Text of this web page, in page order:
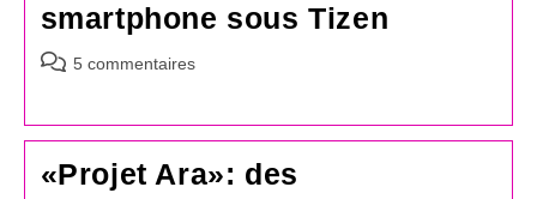
smartphone sous Tizen
Commentaires
publication :
5 commentaires
«Projet Ara»: des